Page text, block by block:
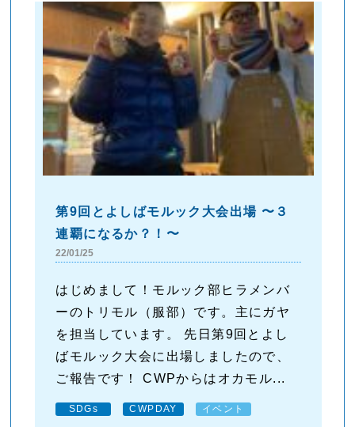
第9回とよしばモルック大会出場 〜３
連覇になるか？！〜
22/01/25
はじめまして！モルック部ヒラメンバ
ーのトリモル（服部）です。主にガヤ
を担当しています。 先日第9回とよし
ばモルック大会に出場しましたので、
ご報告です！ CWPからはオカモル...
SDGs CWPDAY イベント